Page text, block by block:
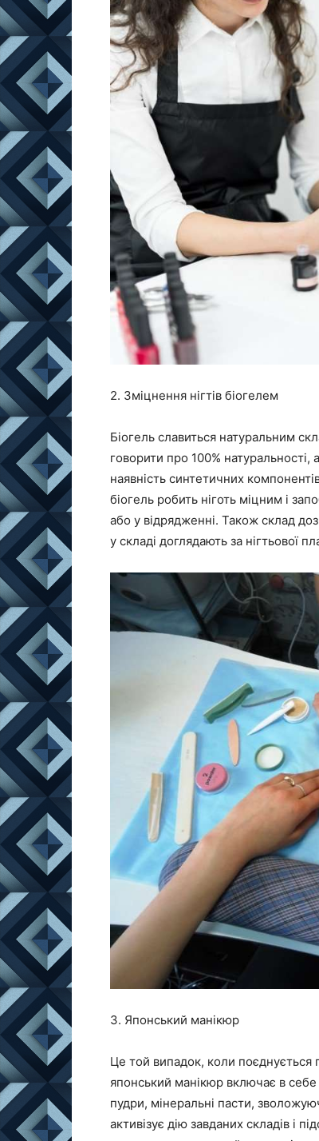
2. Зміцнення нігтів біогелем
Біогель славиться натуральним
говорити про 100%
наявність синтетичних
біогель робить ніготь міцним і
або у відрядженні. Також склад
у складі доглядають за нігтьової
3. Японський манікюр
Це той випадок, коли поєднується
японський манікюр включає в
пудри, мінеральні пасти,
активізує дію завданих складів і